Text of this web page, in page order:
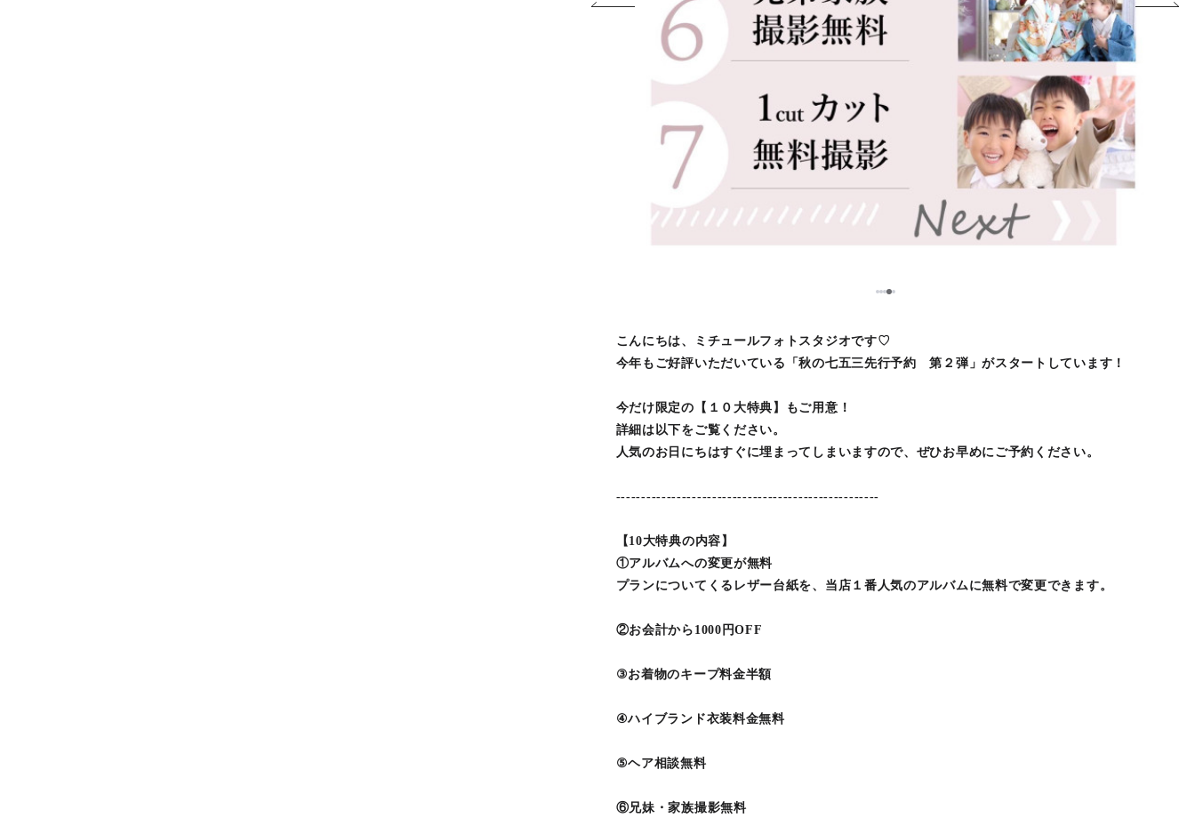
12345
こんにちは、ミチュールフォトスタジオです♡
今年もご好評いただいている「秋の七五三先行予約 第２弾」がスタートしています！
今だけ限定の【１０大特典】もご用意！
詳細は以下をご覧ください。
人気のお日にちはすぐに埋まってしまいますので、ぜひお早めにご予約ください。
----------------------------------------------------
【10大特典の内容】
①アルバムへの変更が無料
プランについてくるレザー台紙を、当店１番人気のアルバムに無料で変更できます。
②お会計から1000円OFF
③お着物のキープ料金半額
④ハイブランド衣装料金無料
⑤ヘア相談無料
⑥兄妹・家族撮影無料